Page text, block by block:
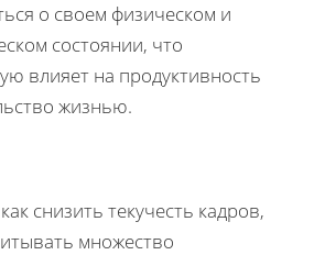
о своем физическом и
состоянии, что
влияет на продуктивность
жизнью.
снизить текучесть кадров,
множество